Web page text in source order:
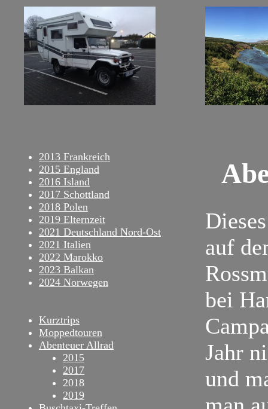
2013 Frankreich
2015 England
2016 Island
2017 Schottland
2018 Polen
2019 Elternzeit
2021 Deutschland Nord-Ost
2021 Italien
2022 Marokko
2023 Balkan
2024 Norwegen
Kurztrips
Moppedtouren
Abenteuer Allrad
2015
2017
2018
2019
auf
bei
Jahr
und